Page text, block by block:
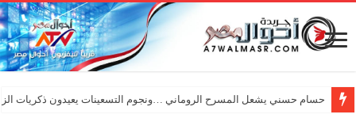
حسام حسني يشعل المسرح الروماني …ونجوم التسعينات يعيدون ذكريات